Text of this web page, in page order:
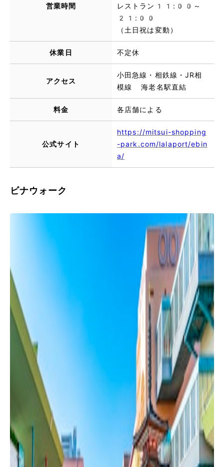
営業時間
レストラン11:00～
21:00
（土日祝は変動）
休業日 不定休
アクセス
小田急線・相鉄線・JR相
模線 海老名駅直結
料金 各店舗による
公式サイト
https://mitsui-shopping
-park.com/lalaport/ebin
a/
ビナウォーク